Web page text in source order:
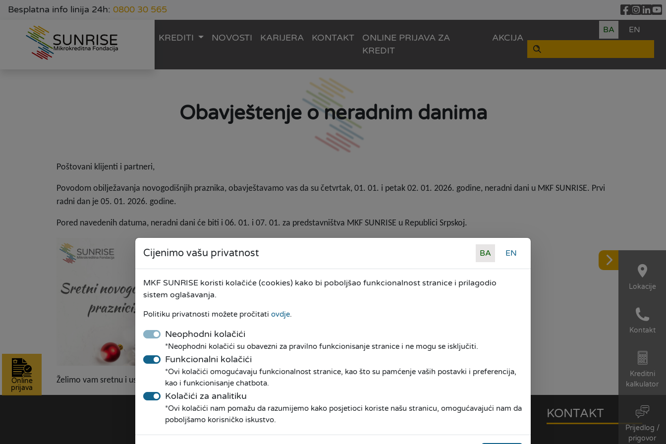
Besplatna info linija 24h: 0800 30 565
KREDITI NOVOSTI KARIJERA KONTAKT
ONLINE PRIJAVA ZA
KREDIT
AKCIJA
BA EN
Online
prijava
Lokacije
Kontakt
Kreditni
kalkulator
Prijedlog /
prigovor
Obavještenje o neradnim danima
Poštovani klijenti i partneri,
Povodom obilježavanja novogodišnjih praznika, obavještavamo vas da su četvrtak, 01. 01. i petak 02. 01. 2026. godine, neradni dani u MKF SUNRISE. Prvi
radni dan je 05. 01. 2026. godine.
Pored navedenih datuma, neradni dani će biti i 06. 01. i 07. 01. za predstavništva MKF SUNRISE u Republici Srpskoj.
Želimo vam sretnu i uspješnu 2026. godinu.
O NAMA KREDITI KARIJERA KONTAKT
Cijenimo vašu privatnost BA EN
MKF SUNRISE koristi kolačiće (cookies) kako bi poboljšao funkcionalnost stranice i prilagodio
sistem oglašavanja.
Politiku privatnosti možete pročitati ovdje.
Neophodni kolačići
*Neophodni kolačići su obavezni za pravilno funkcionisanje stranice i ne mogu se isključiti.
Funkcionalni kolačići
*Ovi kolačići omogućavaju funkcionalnost stranice, kao što su pamćenje vaših postavki i preferencija,
kao i funkcionisanje chatbota.
Kolačići za analitiku
*Ovi kolačići nam pomažu da razumijemo kako posjetioci koriste našu stranicu, omogućavajući nam da
poboljšamo korisničko iskustvo.